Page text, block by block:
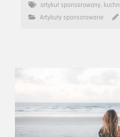
artykuł sponsorowany,
Artykuły sponsorowane